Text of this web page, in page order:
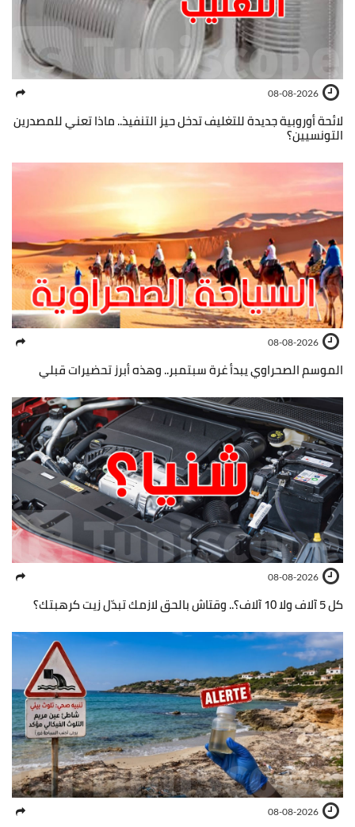
08-08-2026
لائحة أوروبية جديدة للتغليف تدخل حيز التنفيذ.. ماذا تعني للمصدرين
التونسيين؟
08-08-2026
الموسم الصحراوي يبدأ غرة سبتمبر.. وهذه أبرز تحضيرات قبلي
08-08-2026
كل 5 آلاف ولا 10 آلاف؟.. وقتاش بالحق لازمك تبدّل زيت كرهبتك؟
08-08-2026